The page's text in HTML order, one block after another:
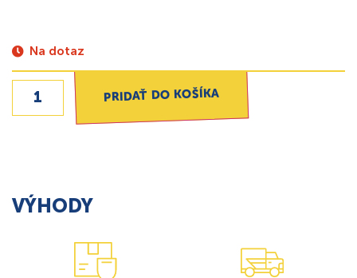
Na dotaz
PRIDAŤ DO KOŠÍKA
VÝHODY